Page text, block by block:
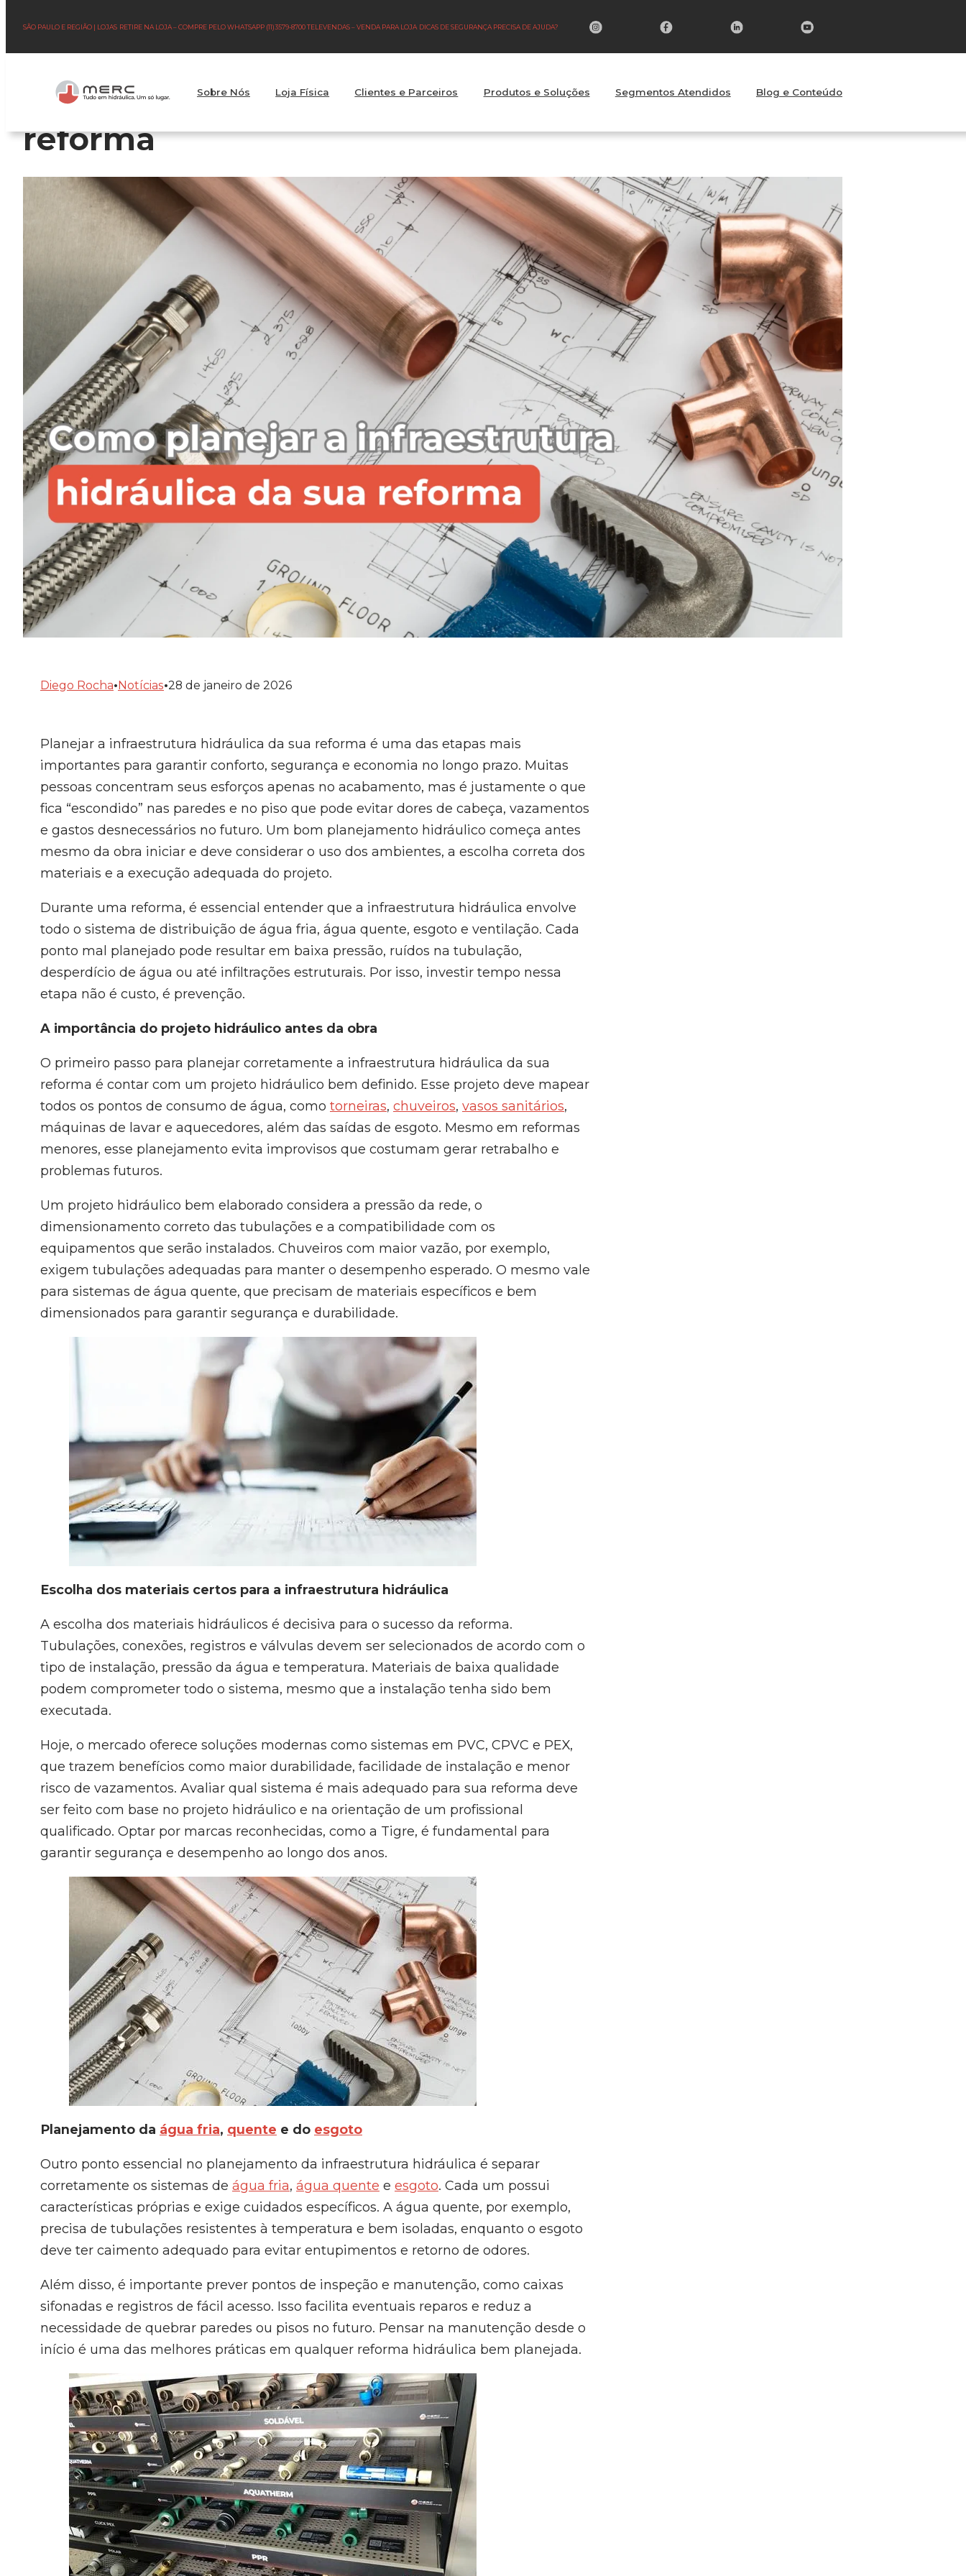
SÃO PAULO E REGIÃO | LOJAS RETIRE NA LOJA – COMPRE PELO WHATSAPP (11)3579-8700 TELEVENDAS – VENDA PARA LOJA DICAS DE SEGURANÇA PRECISA DE AJUDA?
Sobre Nós Loja Física Clientes e Parceiros Produtos e Soluções Segmentos Atendidos Blog e Conteúdo
Como planejar a infraestrutura hidráulica da sua
reforma
Diego Rocha•Notícias•28 de janeiro de 2026
Planejar a infraestrutura hidráulica da sua reforma é uma das etapas mais
importantes para garantir conforto, segurança e economia no longo prazo. Muitas
pessoas concentram seus esforços apenas no acabamento, mas é justamente o que
fica “escondido” nas paredes e no piso que pode evitar dores de cabeça, vazamentos
e gastos desnecessários no futuro. Um bom planejamento hidráulico começa antes
mesmo da obra iniciar e deve considerar o uso dos ambientes, a escolha correta dos
materiais e a execução adequada do projeto.
Durante uma reforma, é essencial entender que a infraestrutura hidráulica envolve
todo o sistema de distribuição de água fria, água quente, esgoto e ventilação. Cada
ponto mal planejado pode resultar em baixa pressão, ruídos na tubulação,
desperdício de água ou até infiltrações estruturais. Por isso, investir tempo nessa
etapa não é custo, é prevenção.
A importância do projeto hidráulico antes da obra
O primeiro passo para planejar corretamente a infraestrutura hidráulica da sua
reforma é contar com um projeto hidráulico bem definido. Esse projeto deve mapear
todos os pontos de consumo de água, como torneiras, chuveiros, vasos sanitários,
máquinas de lavar e aquecedores, além das saídas de esgoto. Mesmo em reformas
menores, esse planejamento evita improvisos que costumam gerar retrabalho e
problemas futuros.
Um projeto hidráulico bem elaborado considera a pressão da rede, o
dimensionamento correto das tubulações e a compatibilidade com os
equipamentos que serão instalados. Chuveiros com maior vazão, por exemplo,
exigem tubulações adequadas para manter o desempenho esperado. O mesmo vale
para sistemas de água quente, que precisam de materiais específicos e bem
dimensionados para garantir segurança e durabilidade.
Escolha dos materiais certos para a infraestrutura hidráulica
A escolha dos materiais hidráulicos é decisiva para o sucesso da reforma.
Tubulações, conexões, registros e válvulas devem ser selecionados de acordo com o
tipo de instalação, pressão da água e temperatura. Materiais de baixa qualidade
podem comprometer todo o sistema, mesmo que a instalação tenha sido bem
executada.
Hoje, o mercado oferece soluções modernas como sistemas em PVC, CPVC e PEX,
que trazem benefícios como maior durabilidade, facilidade de instalação e menor
risco de vazamentos. Avaliar qual sistema é mais adequado para sua reforma deve
ser feito com base no projeto hidráulico e na orientação de um profissional
qualificado. Optar por marcas reconhecidas, como a Tigre, é fundamental para
garantir segurança e desempenho ao longo dos anos.
Planejamento da água fria, quente e do esgoto
Outro ponto essencial no planejamento da infraestrutura hidráulica é separar
corretamente os sistemas de água fria, água quente e esgoto. Cada um possui
características próprias e exige cuidados específicos. A água quente, por exemplo,
precisa de tubulações resistentes à temperatura e bem isoladas, enquanto o esgoto
deve ter caimento adequado para evitar entupimentos e retorno de odores.
Além disso, é importante prever pontos de inspeção e manutenção, como caixas
sifonadas e registros de fácil acesso. Isso facilita eventuais reparos e reduz a
necessidade de quebrar paredes ou pisos no futuro. Pensar na manutenção desde o
início é uma das melhores práticas em qualquer reforma hidráulica bem planejada.